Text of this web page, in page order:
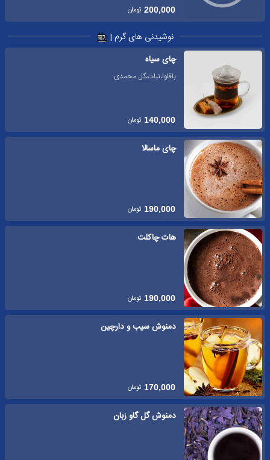
200,000 تومان
نوشیدنی های گرم |
چای سیاه
باقلوا،نبات،گل محمدی
140,000 تومان
چای ماسالا
190,000 تومان
هات چاکلت
190,000 تومان
دمنوش سیب و دارچین
170,000 تومان
دمنوش گل گاو زبان